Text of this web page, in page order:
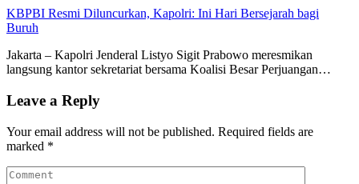
KBPBI Resmi Diluncurkan, Kapolri: Ini Hari Bersejarah bagi
Buruh
Jakarta – Kapolri Jenderal Listyo Sigit Prabowo meresmikan
langsung kantor sekretariat bersama Koalisi Besar Perjuangan…
Leave a Reply
Your email address will not be published. Required fields are
marked *